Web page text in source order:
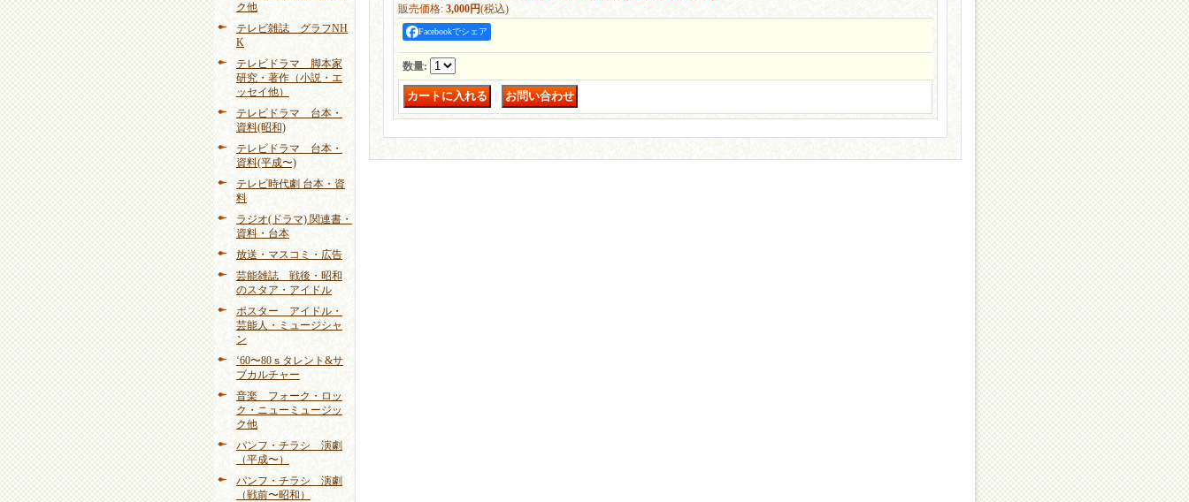
ク他
テレビ雑誌 グラフNH
K
テレビドラマ 脚本家
研究・著作（小説・エ
ッセイ他）
テレビドラマ 台本・
資料(昭和)
テレビドラマ 台本・
資料(平成〜)
テレビ時代劇 台本・資
料
ラジオ(ドラマ) 関連書・
資料・台本
放送・マスコミ・広告
芸能雑誌 戦後・昭和
のスタア・アイドル
ポスター アイドル・
芸能人・ミュージシャ
ン
‘60〜80ｓタレント&サ
ブカルチャー
音楽 フォーク・ロッ
ク・ニューミュージッ
ク他
パンフ・チラシ 演劇
（平成〜）
パンフ・チラシ 演劇
（戦前〜昭和）
販売価格: 3,000円(税込)
Facebookでシェア
数量: